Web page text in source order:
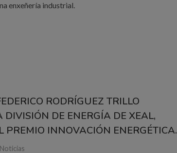
enxeñería industrial.
RODRÍGUEZ TRILLO
DIVISIÓN DE ENERGÍA DE XEAL,
PREMIO INNOVACIÓN ENERGÉTICA.
Noticias